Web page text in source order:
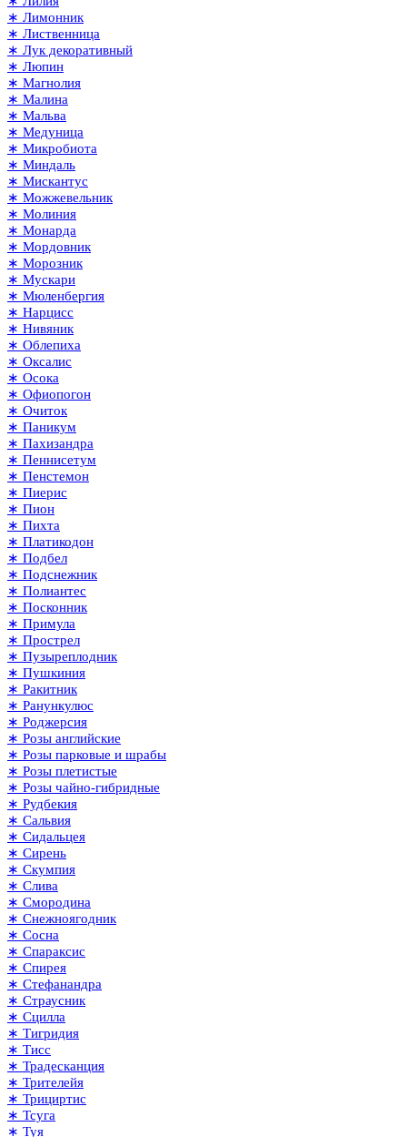
∗ Лимонник
∗ Лиственница
∗ Лук декоративный
∗ Люпин
∗ Магнолия
∗ Малина
∗ Мальва
∗ Медуница
∗ Микробиота
∗ Миндаль
∗ Мискантус
∗ Можжевельник
∗ Молиния
∗ Монарда
∗ Мордовник
∗ Морозник
∗ Мускари
∗ Мюленбергия
∗ Нарцисс
∗ Нивяник
∗ Облепиха
∗ Оксалис
∗ Осока
∗ Офиопогон
∗ Очиток
∗ Паникум
∗ Пахизандра
∗ Пеннисетум
∗ Пенстемон
∗ Пиерис
∗ Пион
∗ Пихта
∗ Платикодон
∗ Подбел
∗ Подснежник
∗ Полиантес
∗ Посконник
∗ Примула
∗ Прострел
∗ Пузыреплодник
∗ Пушкиния
∗ Ракитник
∗ Ранункулюс
∗ Роджерсия
∗ Розы английские
∗ Розы парковые и шрабы
∗ Розы плетистые
∗ Розы чайно-гибридные
∗ Рудбекия
∗ Сальвия
∗ Сидальцея
∗ Сирень
∗ Скумпия
∗ Слива
∗ Смородина
∗ Снежноягодник
∗ Сосна
∗ Спараксис
∗ Спирея
∗ Стефанандра
∗ Страусник
∗ Сцилла
∗ Тигридия
∗ Тисс
∗ Традесканция
∗ Трителейя
∗ Трициртис
∗ Тсуга
∗ Туя